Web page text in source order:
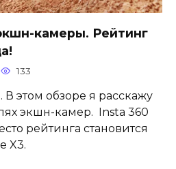
камеры. Рейтинг
133
В этом обзоре я расскажу
экшн-камер. Insta 360
рейтинга становится
X3.